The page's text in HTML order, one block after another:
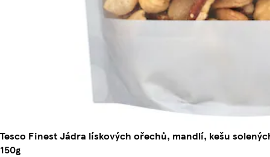
Tesco Finest Jádra lískových ořechů, mandlí, kešu
150g